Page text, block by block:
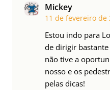
Mickey
11 de fevereiro de
Estou indo para
de dirigir bastante
não tive a
nosso e os
pelas dicas!